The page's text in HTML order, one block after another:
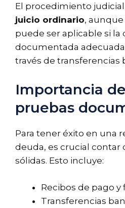
El procedimiento
juicio ordinario, aunque
puede ser aplicable si la
documentada
través de transferencias
Importancia
pruebas
Para tener éxito en una
deuda, es crucial contar
sólidas. Esto incluye:
Recibos de pago y
Transferencias